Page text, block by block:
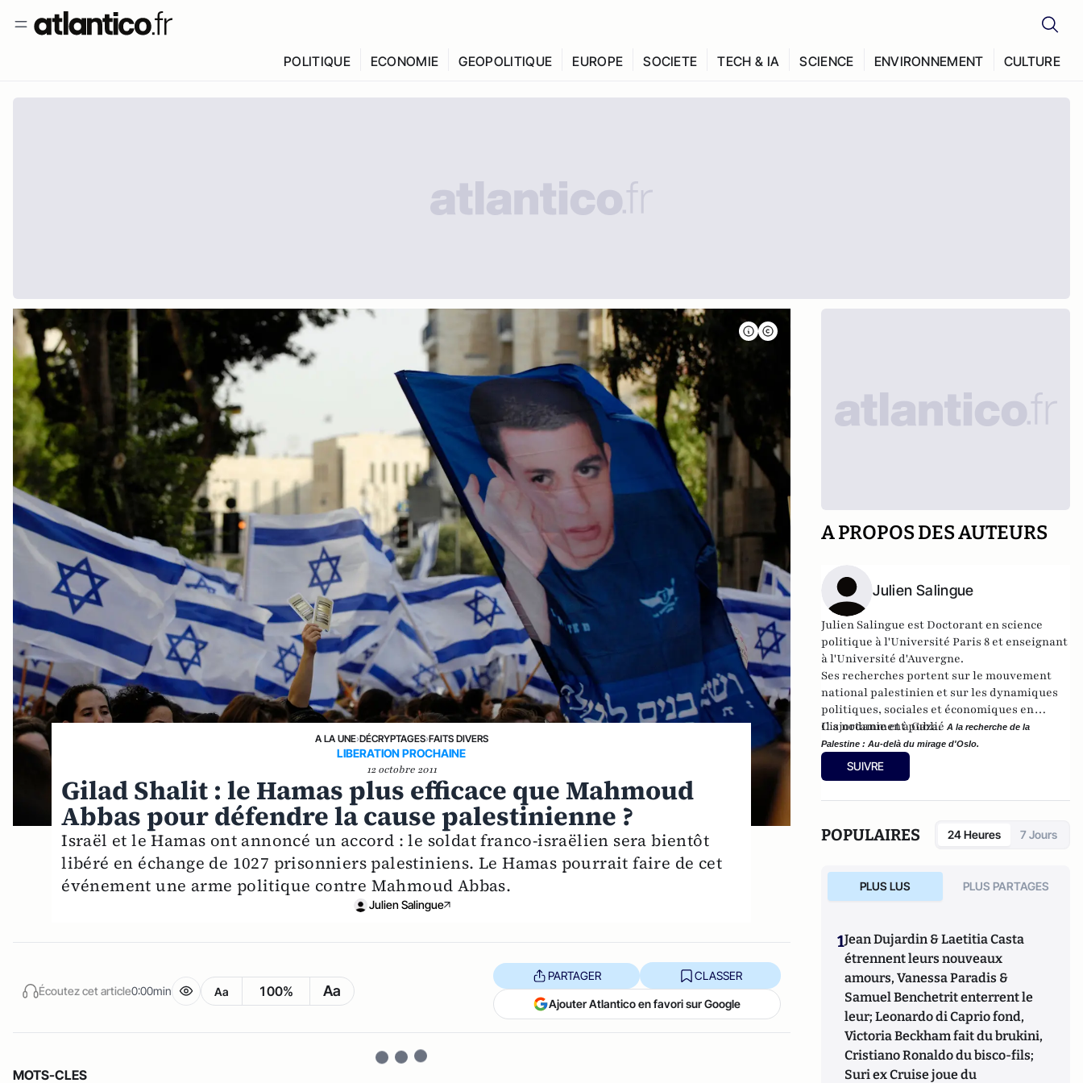
POLITIQUE ECONOMIE GEOPOLITIQUE EUROPE SOCIETE TECH & IA SCIENCE ENVIRONNEMENT CULTURE
A LA UNE›DÉCRYPTAGES›FAITS DIVERS
LIBERATION PROCHAINE
12 octobre 2011
Gilad Shalit : le Hamas plus efficace que Mahmoud
Abbas pour défendre la cause palestinienne ?
Israël et le Hamas ont annoncé un accord : le soldat franco-israëlien sera bientôt
libéré en échange de 1027 prisonniers palestiniens. Le Hamas pourrait faire de cet
événement une arme politique contre Mahmoud Abbas.
Julien Salingue
Écoutez cet article0:00min Aa 100% Aa
PARTAGER CLASSER
Ajouter Atlantico en favori sur Google
MOTS-CLES
A PROPOS DES AUTEURS
Julien Salingue
Julien Salingue est Doctorant en science
politique à l'Université Paris 8 et enseignant
à l'Université d'Auvergne.
Ses recherches portent sur le mouvement
national palestinien et sur les dynamiques
politiques, sociales et économiques en
Cisjordanie et à Gaza.
Il a notamment publié A la recherche de la
Palestine : Au-delà du mirage d'Oslo.
SUIVRE
POPULAIRES 24 Heures 7 Jours
PLUS LUS PLUS PARTAGES
1Jean Dujardin & Laetitia Casta
étrennent leurs nouveaux
amours, Vanessa Paradis &
Samuel Benchetrit enterrent le
leur; Leonardo di Caprio fond,
Victoria Beckham fait du brukini,
Cristiano Ronaldo du bisco-fils;
Suri ex Cruise joue du